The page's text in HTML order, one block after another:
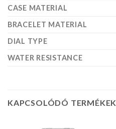
CASE MATERIAL
BRACELET MATERIAL
DIAL TYPE
WATER RESISTANCE
KAPCSOLÓDÓ TERMÉKEK